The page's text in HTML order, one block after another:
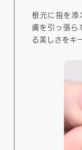
根元に指を添
膚を引っ張ら
る美しさをキ